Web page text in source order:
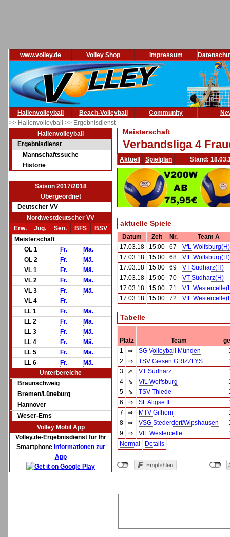
www.volley.de Volley Shop Impressum
Hallenvolleyball Beach-Volleyball Community
>> Hallenvolleyball >> Ergebnisdienst
Hallenvolleyball
Ergebnisdienst
Mannschaftssuche
Historie
Saison 2017/2018
Übergeordnet
Deutscher VV
Nordwestdeutscher VV
Erw.
Jug. Sen. BFS
BSV
Meisterschaft
OL 1
Fr.
Mä.
OL 2
Fr.
Mä.
VL 1
Fr.
Mä.
VL 2
Fr.
Mä.
VL 3
Fr.
Mä.
VL 4
Fr.
LL 1
Fr.
Mä.
LL 2
Fr.
Mä.
LL 3
Fr.
Mä.
LL 4
Fr.
Mä.
LL 5
Fr.
Mä.
LL 6
Fr.
Mä.
Unterbereiche
Braunschweig
Bremen/Lüneburg
Hannover
Weser-Ems
Volley Mobil App
Volley.de-Ergebnisdienst für Ihr
Smartphone Informationen zur
App
Meisterschaft
Verbandsliga 4
Aktuell Spielplan Stand:
aktuelle Spiele
Datum Zeit Nr.
Team A
17.03.18
15:00 67
VfL Wolfsburg(H)
17.03.18
15:00 68
VfL Wolfsburg(H)
17.03.18
15:00 69
VT Südharz(H)
17.03.18
15:00 70
VT Südharz(H)
17.03.18
15:00 71
VfL
17.03.18
15:00 72 VfL
Tabelle
Platz Team
1
⇒ SG Volleyball Münden
2
⇒ TSV Giesen GRIZZLYS
3
⇗ VT Südharz
4
⇘ VfL Wolfsburg
5
⇘ TSV Thiede
6
⇒ SF Aligse II
7
⇒ MTV Gifhorn
8
⇒ VSG Stederdorf/Wipshausen
9
⇒ VfL Westercelle
Normal
Details